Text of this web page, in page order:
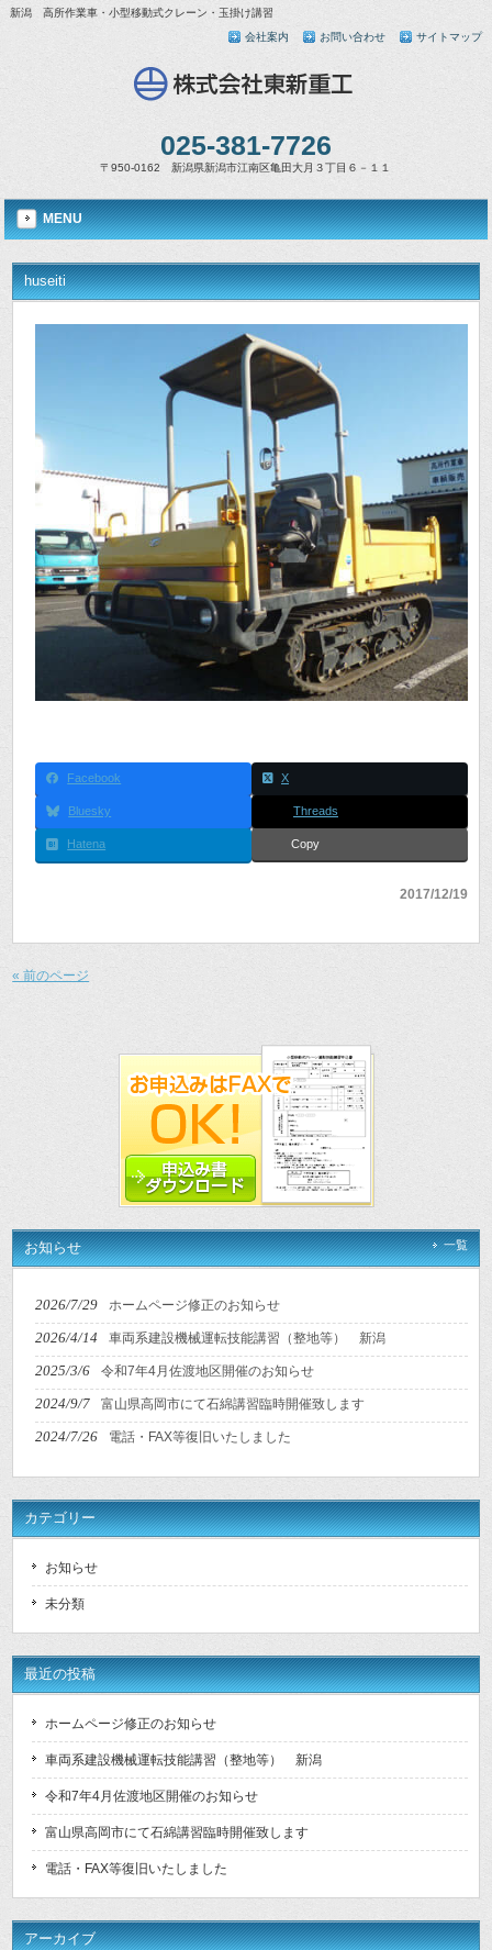
新潟 高所作業車・小型移動式クレーン・玉掛け講習
会社案内
お問い合わせ サイトマップ
025-381-7726
〒950-0162 新潟県新潟市江南区亀田大月３丁目６－１１
MENU
huseiti
Facebook X
Bluesky Threads
Hatena Copy
2017/12/19
« 前のページ
お知らせ 一覧
2026/7/29 ホームページ修正のお知らせ
2026/4/14 車両系建設機械運転技能講習（整地等） 新潟
2025/3/6 令和7年4月佐渡地区開催のお知らせ
2024/9/7 富山県高岡市にて石綿講習臨時開催致します
2024/7/26 電話・FAX等復旧いたしました
カテゴリー
お知らせ
未分類
最近の投稿
ホームページ修正のお知らせ
車両系建設機械運転技能講習（整地等） 新潟
令和7年4月佐渡地区開催のお知らせ
富山県高岡市にて石綿講習臨時開催致します
電話・FAX等復旧いたしました
アーカイブ